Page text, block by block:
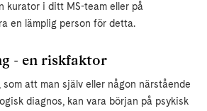
kurator i ditt MS-team eller på
en lämplig person för detta.
- en riskfaktor
som att man själv eller någon närstående
diagnos, kan vara början på psykisk